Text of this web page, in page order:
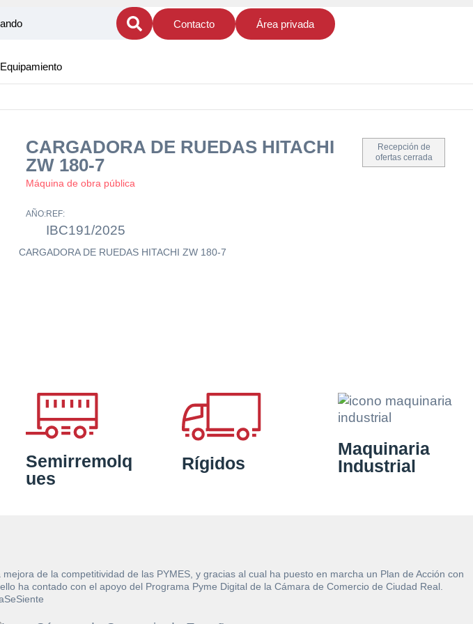
Contacto Área privada
Equipamiento
CARGADORA DE RUEDAS HITACHI
ZW 180-7
Máquina de obra pública
Recepción de
ofertas cerrada
AÑO:REF:
IBC191/2025
CARGADORA DE RUEDAS HITACHI ZW 180-7
Semirremolq
ues
Rígidos
Maquinaria
Industrial
de la competitividad de las PYMES, y gracias al cual ha puesto en marcha un Plan de Acción con
ha contado con el apoyo del Programa Pyme Digital de la Cámara de Comercio de Ciudad Real.